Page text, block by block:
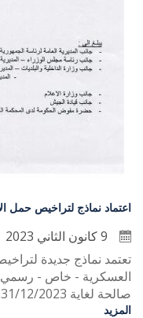
اعتماد نماذج لتراخيص حمل
تعتمد نماذج جديدة
صالحة لغاية 31/12/2023.
المزيد